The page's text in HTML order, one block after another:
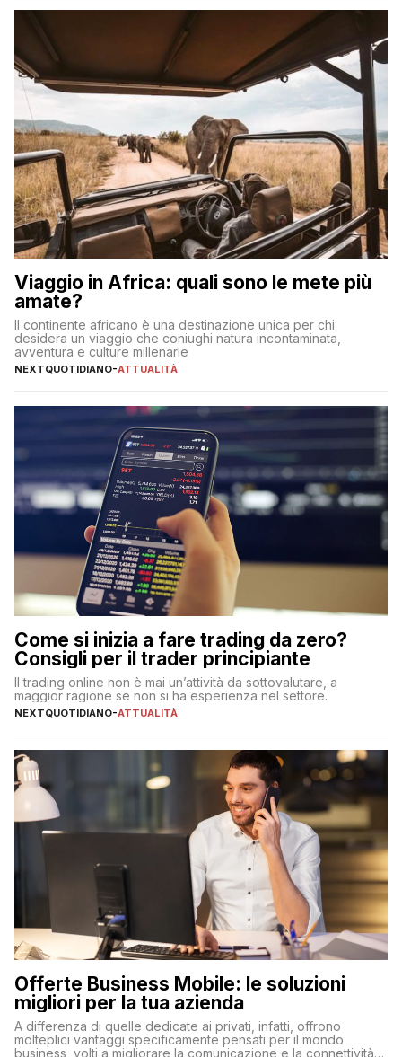
sul […]
Viaggio in Africa: quali sono le mete più
amate?
Il continente africano è una destinazione unica per chi
desidera un viaggio che coniughi natura incontaminata,
avventura e culture millenarie
NEXTQUOTIDIANO-ATTUALITÀ
Come si inizia a fare trading da zero?
Consigli per il trader principiante
Il trading online non è mai un’attività da sottovalutare, a
maggior ragione se non si ha esperienza nel settore.
NEXTQUOTIDIANO-ATTUALITÀ
Offerte Business Mobile: le soluzioni
migliori per la tua azienda
A differenza di quelle dedicate ai privati, infatti, offrono
molteplici vantaggi specificamente pensati per il mondo
business, volti a migliorare la comunicazione e la connettività